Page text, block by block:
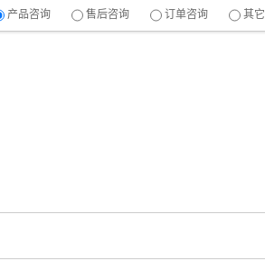
产品咨询 售后咨询 订单咨询 其它